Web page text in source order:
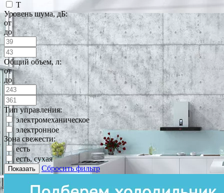
T
Уровень шума, дБ:
от
до
Общий объем, л:
от
до
Тип управления:
электромеханическое
электронное
Зона свежести:
есть
есть, сухая
Показать Сбросить фильтр